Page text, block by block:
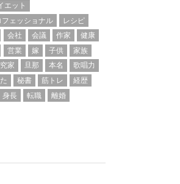
エット
フェッショナル
レシピ
会社 会議 作家
健康
営業 嫁 子供
家族
家 旦那 本名
歌唱力
秘書 筋トレ
経歴
身長 転職 離婚